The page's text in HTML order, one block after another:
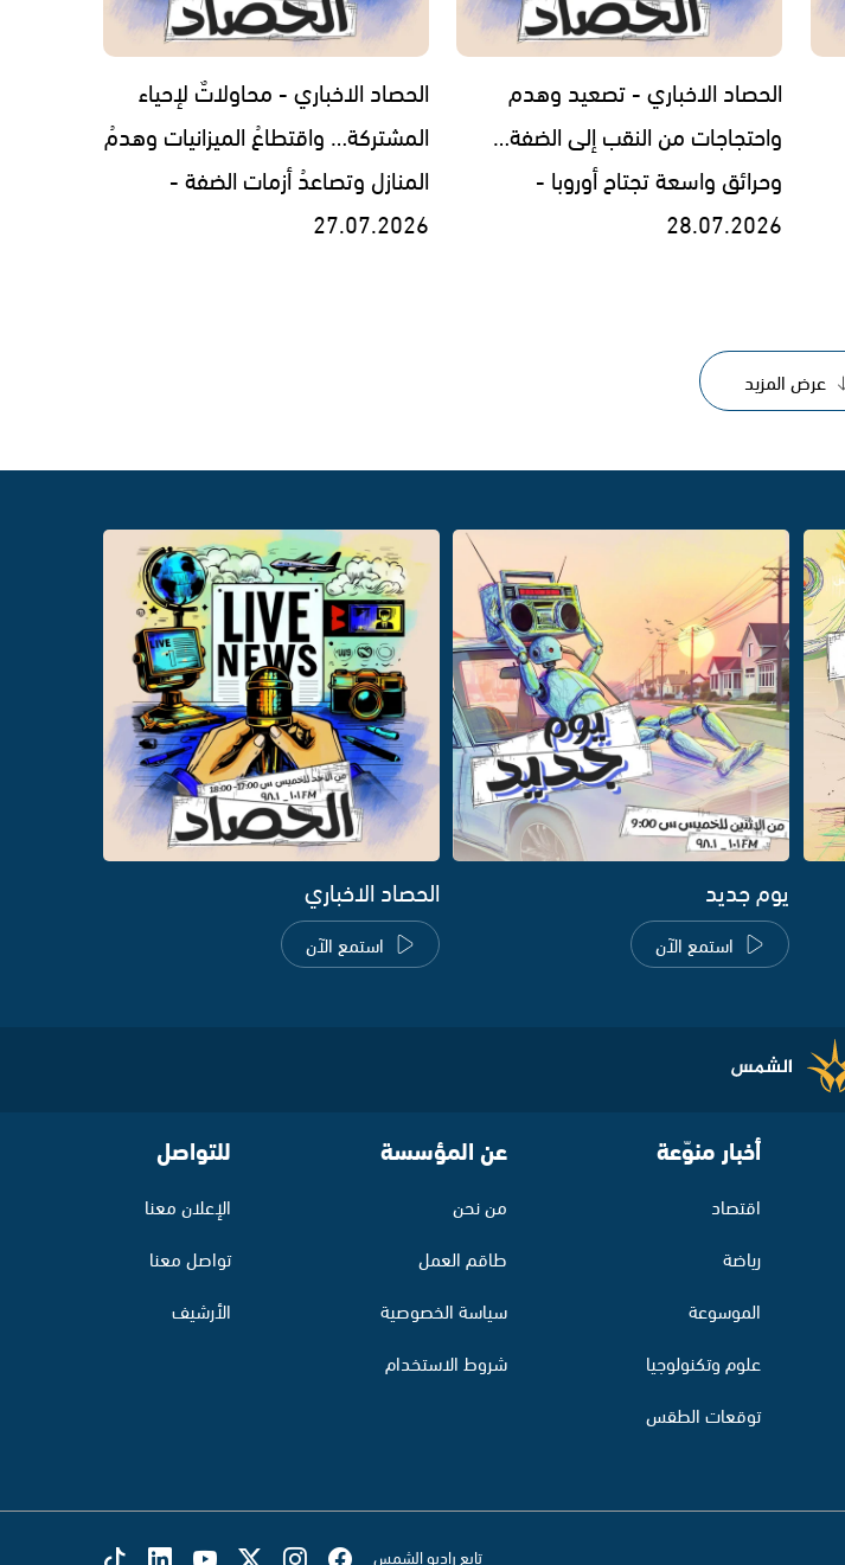
الحصاد الاخباري - تصعيد وهدم
واحتجاجات من النقب إلى الضفة…
وحرائق واسعة تجتاح أوروبا -
28.07.2026
الحصاد الاخباري - محاولاتٌ لإحياء
المشتركة… واقتطاعُ الميزانيات وهدمُ
المنازل وتصاعدُ أزمات الضفة -
27.07.2026
عرض المزيد
يوم جديد
استمع الآن
الحصاد الاخباري
استمع الآن
أخبار منوّعة
اقتصاد
رياضة
الموسوعة
علوم وتكنولوجيا
توقعات الطقس
عن المؤسسة
من نحن
طاقم العمل
سياسة الخصوصية
شروط الاستخدام
للتواصل
الإعلان معنا
تواصل معنا
الأرشيف
تابع راديو الشمس